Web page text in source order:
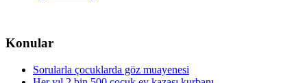
Konular
Sorularla çocuklarda göz muayenesi